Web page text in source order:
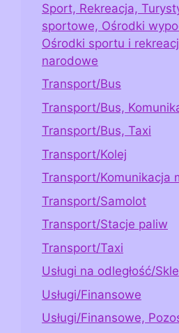
Sport, Rekreacja,
sportowe, Ośrodki
Ośrodki sportu i
narodowe
Transport/Bus
Transport/Bus,
Transport/Bus, Taxi
Transport/Kolej
Transport/Komunikacja
Transport/Samolot
Transport/Stacje paliw
Transport/Taxi
Usługi na odległość/
Usługi/Finansowe
Usługi/Finansowe,